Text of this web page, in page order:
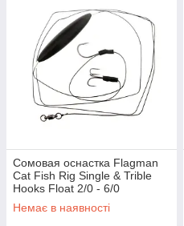
Сомовая оснастка Flagman
Cat Fish Rig Single & Trible
Hooks Float 2/0 - 6/0
Немає в наявності